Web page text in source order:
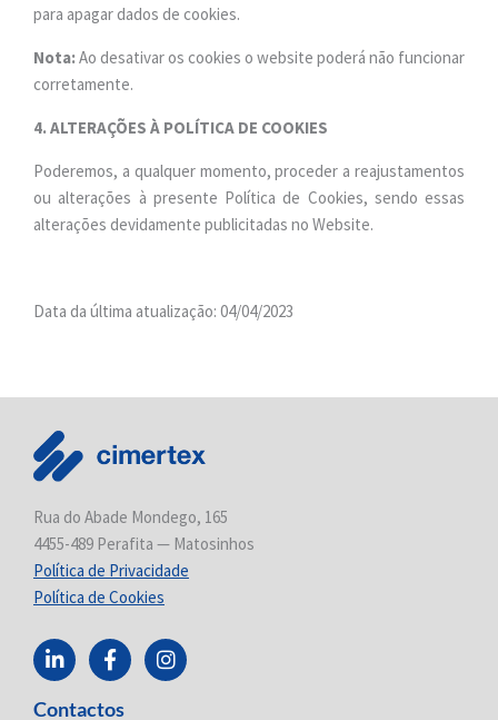
para apagar dados de cookies.
Nota:Ao desativar os cookies o website poderá não funcionar
corretamente.
4. ALTERAÇÕES À POLÍTICA DE COOKIES
Poderemos, a qualquer momento, proceder a reajustamentos
ou alterações à presente Política de Cookies, sendo essas
alterações devidamente publicitadas no Website.
Data da última atualização: 04/04/2023
Rua do Abade Mondego, 165
4455-489 Perafita — Matosinhos
Política de Privacidade
Política de Cookies
L
i
n
k
F
a
c
e
I
n
s
Contactos